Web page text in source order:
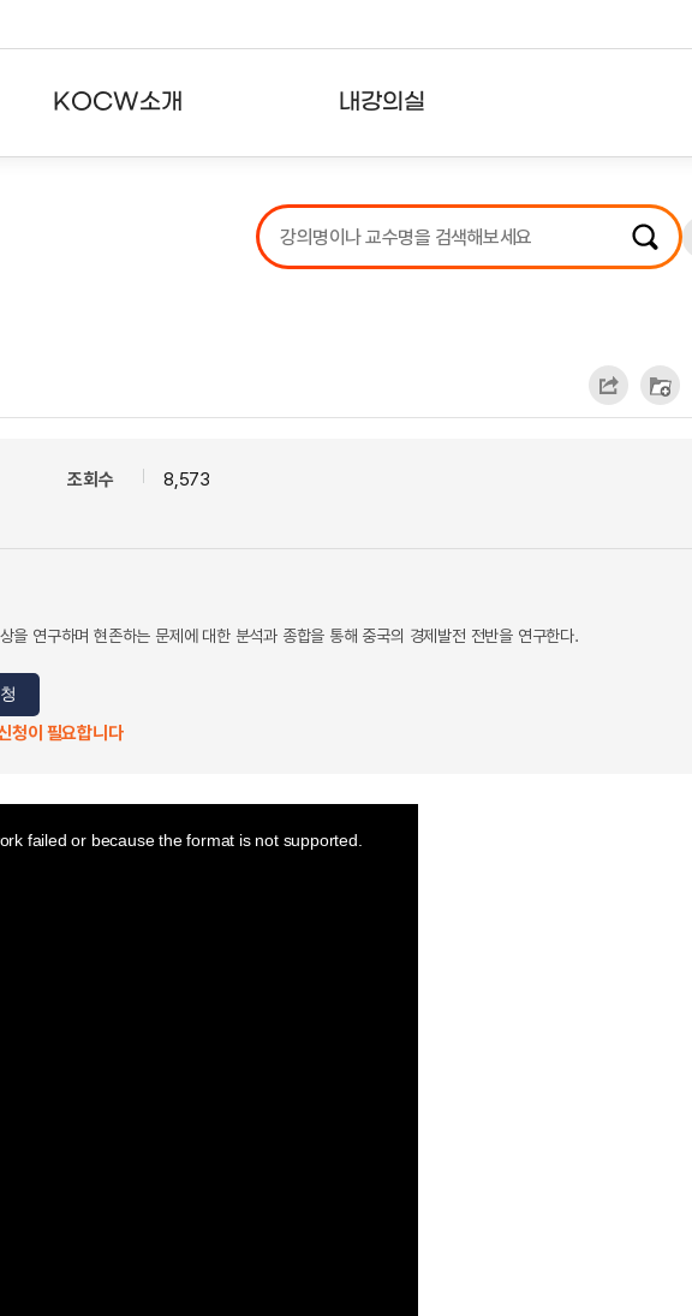
KOCW소개 내강의실
강의리스트
수강확인증강의
조회수 8,573
을 연구하며 현존하는 문제에 대한 분석과 종합을 통해 중국의 경제발전 전반을 연구한다.
청이 필요합니다
failed or because the format is not supported.